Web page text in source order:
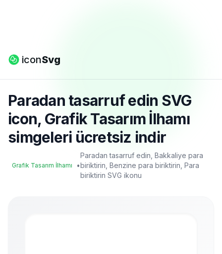
iconSvg
Paradan tasarruf edin SVG
icon, Grafik Tasarım İlhamı
simgeleri ücretsiz indir
Grafik Tasarım İlhamı •
Paradan tasarruf edin, Bakkaliye para
biriktirin, Benzine para biriktirin, Para
biriktirin SVG ikonu